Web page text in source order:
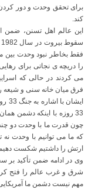
برای تحقق وحدت و دور
کند.
این عالم اهل تسنن، ضمن
فقط بخاطر نبود وحدت بین
را دریچه ی نجاتی برای
می کردند در حالی که
فرق میان خانه سنی و شیعه
33 روزه با اینکه دشمن
چون قدرت ما با وحدت دو
که ما می توانیم با وحدت نه
ارتش را داشتیم شکست دهیم.
وی در ادامه ضمن تأکید بر
شرق و غرب عالم را فتح
مهم نیست دشمن ما